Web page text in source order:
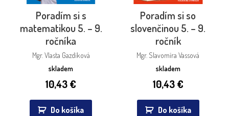
Poradím si s
matematikou 5. – 9.
ročníka
Mgr. Vlasta Gazdíková
skladem
10,43€
Do košíka
Poradím si so
slovenčinou 5. – 9.
ročník
Mgr. Slavomíra Vassová
skladem
10,43€
Do košíka